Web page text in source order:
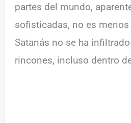
partes del mundo,
sofisticadas, no es
Satanás no se ha
rincones, incluso dentro